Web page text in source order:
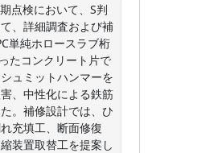
点検において、S判
、詳細調査および補
単純ホロースラブ桁
たコンクリート片で
ュミットハンマーを
、中性化による鉄筋
。補修設計では、ひ
充填工、断面修復
装置取替工を提案し